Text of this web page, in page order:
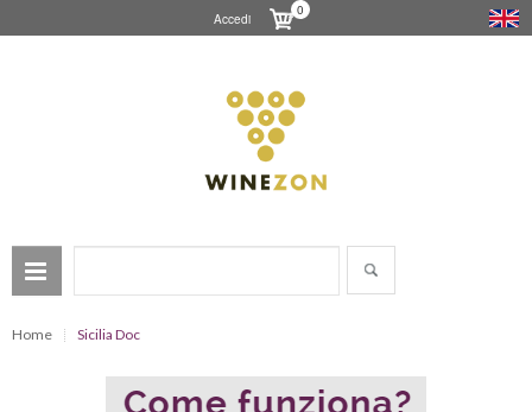
Accedi
0
Home Sicilia Doc